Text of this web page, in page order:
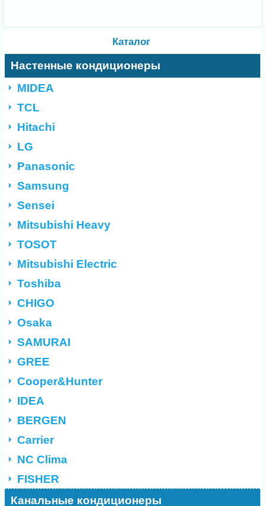
Каталог
Настенные кондиционеры
MIDEA
TCL
Hitachi
LG
Panasonic
Samsung
Sensei
Mitsubishi Heavy
TOSOT
Mitsubishi Electric
Toshiba
CHIGO
Osaka
SAMURAI
GREE
Cooper&Hunter
IDEA
BERGEN
Carrier
NC Clima
FISHER
Канальные кондиционеры